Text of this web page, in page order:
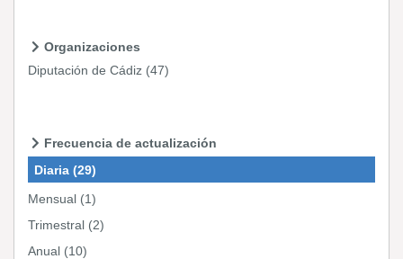
Organizaciones
Diputación de Cádiz (47)
Frecuencia de actualización
Diaria (29)
Mensual (1)
Trimestral (2)
Anual (10)